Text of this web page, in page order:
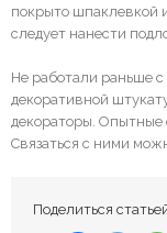
покрыто шпаклевкой
следует нанести
Не работали раньше
декоративной
декораторы. Опытные
Связаться с ними
Поделиться